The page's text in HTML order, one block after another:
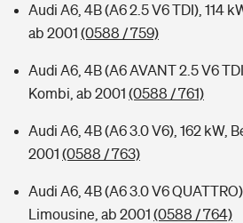
Audi A6, 4B (A6 2.5 V6 TDI), 114
ab 2001 (0588 / 759)
Audi A6, 4B (A6 AVANT 2.5 V6
Kombi, ab 2001 (0588 / 761)
Audi A6, 4B (A6 3.0 V6), 162 kW,
2001 (0588 / 763)
Audi A6, 4B (A6 3.0 V6
Limousine, ab 2001 (0588 / 764)